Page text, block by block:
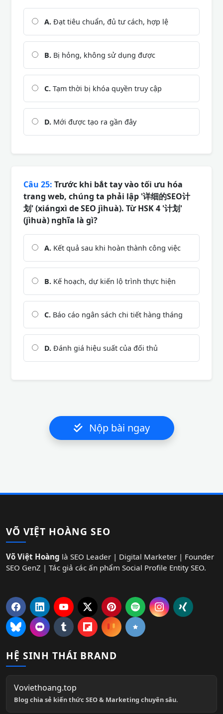
A. Đạt tiêu chuẩn, đủ tư cách, hợp lệ
B. Bị hỏng, không sử dụng được
C. Tạm thời bị khóa quyền truy cập
D. Mới được tạo ra gần đây
Câu 25: Trước khi bắt tay vào tối ưu hóa
trang web, chúng ta phải lập '详细的SEO计
划' (xiángxì de SEO jìhuà). Từ HSK 4 '计划'
(jìhuà) nghĩa là gì?
A. Kết quả sau khi hoàn thành công việc
B. Kế hoạch, dự kiến lộ trình thực hiện
C. Báo cáo ngân sách chi tiết hàng tháng
D. Đánh giá hiệu suất của đối thủ
Nộp bài ngay
VÕ VIỆT HOÀNG SEO
Võ Việt Hoàng là SEO Leader | Digital Marketer | Founder
SEO GenZ | Tác giả các ấn phẩm Social Profile Entity SEO.
HỆ SINH THÁI BRAND
Voviethoang.top
Blog chia sẻ kiến thức SEO & Marketing chuyên sâu.